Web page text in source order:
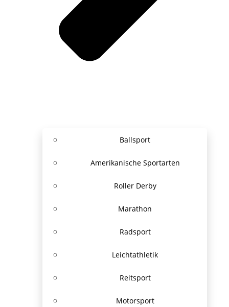
Ballsport
Amerikanische Sportarten
Roller Derby
Marathon
Radsport
Leichtathletik
Reitsport
Motorsport